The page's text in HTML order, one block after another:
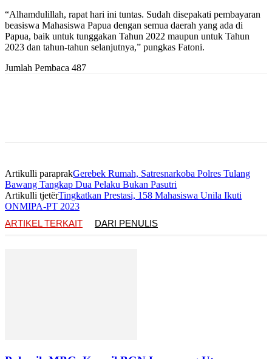
“Alhamdulillah, rapat hari ini tuntas. Sudah disepakati pembayaran
beasiswa Mahasiswa Papua dengan semua daerah yang ada di
Papua, baik untuk tunggakan Tahun 2022 maupun untuk Tahun
2023 dan tahun-tahun selanjutnya,” pungkas Fatoni.
Jumlah Pembaca 487
Artikulli paraprakGerebek Rumah, Satresnarkoba Polres Tulang
Bawang Tangkap Dua Pelaku Bukan Pasutri
Artikulli tjetërTingkatkan Prestasi, 158 Mahasiswa Unila Ikuti
ONMIPA-PT 2023
ARTIKEL TERKAIT
DARI PENULIS